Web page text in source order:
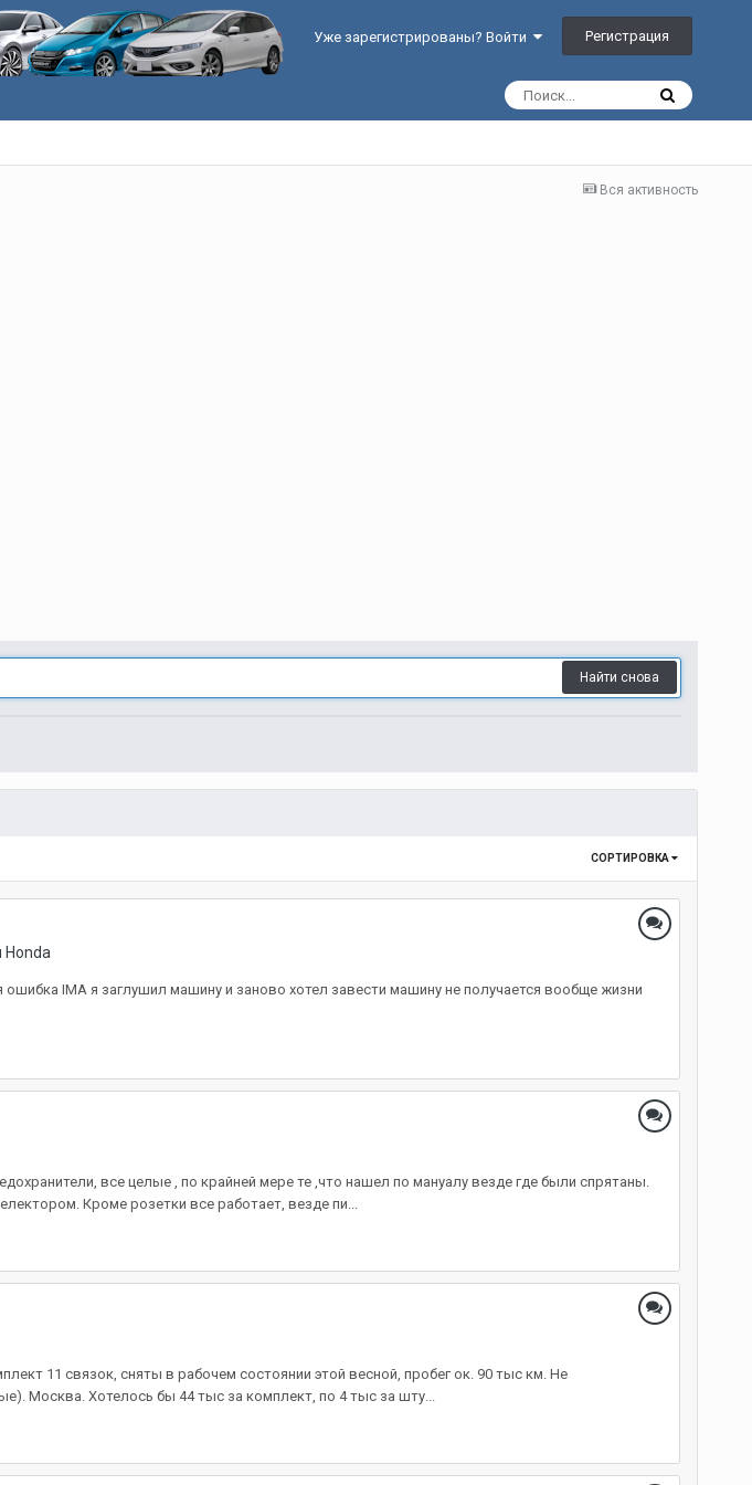
Уже зарегистрированы? Войти Регистрация
Вся активность
Найти снова
СОРТИРОВКА
Honda
IMA я заглушил машину и заново хотел завести машину не получается вообще жизни
все целые , по крайней мере те ,что нашел по мануалу везде где были спрятаны.
Кроме розетки все работает, везде пи...
11 связок, сняты в рабочем состоянии этой весной, пробег ок. 90 тыс км. Не
Москва. Хотелось бы 44 тыс за комплект, по 4 тыс за шту...